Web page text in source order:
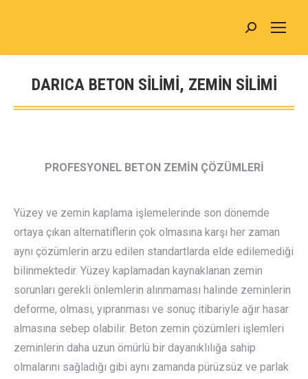
Search:
DARICA BETON SİLİMİ, ZEMİN SİLİMİ
You are here:
PROFESYONEL BETON ZEMİN ÇÖZÜMLERİ
Yüzey ve zemin kaplama işlemelerinde son dönemde
ortaya çıkan alternatiflerin çok olmasına karşı her zaman
aynı çözümlerin arzu edilen standartlarda elde edilemediği
bilinmektedir. Yüzey kaplamadan kaynaklanan zemin
sorunları gerekli önlemlerin alınmaması halinde zeminlerin
deforme, olması, yıpranması ve sonuç itibariyle ağır hasar
almasına sebep olabilir. Beton zemin çözümleri işlemleri
zeminlerin daha uzun ömürlü bir dayanıklılığa sahip
olmalarını sağladığı gibi aynı zamanda pürüzsüz ve parlak